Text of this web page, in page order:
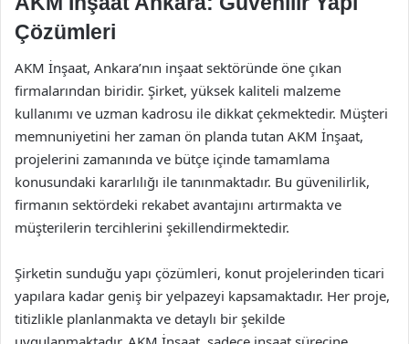
Çözümleri
AKM İnşaat, Ankara’nın inşaat sektöründe öne çıkan
firmalarından biridir. Şirket, yüksek kaliteli malzeme
kullanımı ve uzman kadrosu ile dikkat çekmektedir. Müşteri
memnuniyetini her zaman ön planda tutan AKM İnşaat,
projelerini zamanında ve bütçe içinde tamamlama
konusundaki kararlılığı ile tanınmaktadır. Bu güvenilirlik,
firmanın sektördeki rekabet avantajını artırmakta ve
müşterilerin tercihlerini şekillendirmektedir.
Şirketin sunduğu yapı çözümleri, konut projelerinden ticari
yapılara kadar geniş bir yelpazeyi kapsamaktadır. Her proje,
titizlikle planlanmakta ve detaylı bir şekilde